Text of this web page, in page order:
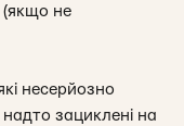
(якщо не
несерйозно
зациклені на